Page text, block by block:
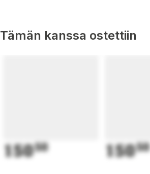
Tämän kanssa ostettiin
15050 15050